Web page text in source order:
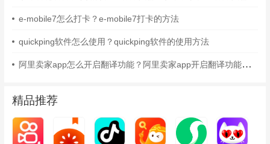
e-mobile7怎么打卡？e-mobile7打卡的方法
quickping软件怎么使用？quickping软件的使用方法
阿里卖家app怎么开启翻译功能？阿里卖家app开启翻译功能的方法
精品推荐